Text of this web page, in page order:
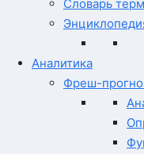
Словарь
Аналитика
Фреш-